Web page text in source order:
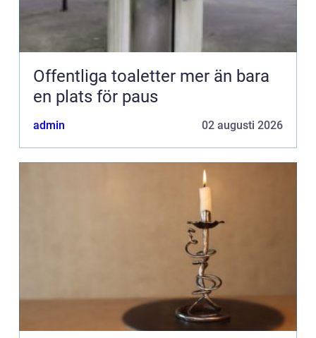
Offentliga toaletter mer än bara
en plats för paus
admin 02 augusti 2026